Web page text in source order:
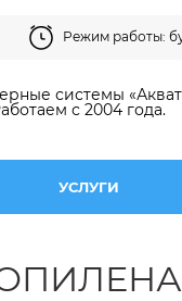
Режим работы:
системы
с 2004 года.
УСЛУГИ